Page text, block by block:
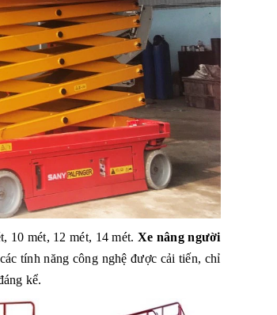
10 mét, 12 mét, 14 mét. Xe nâng người
tính năng công nghệ được cải tiến, chỉ
kể.